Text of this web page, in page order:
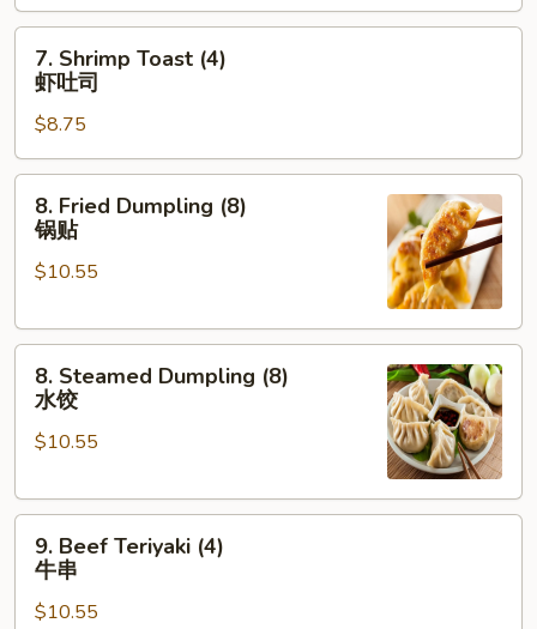
云
Shrimp
Toast
(4)
虾
吐
7. Shrimp Toast (4)
虾吐司
$8.75
Fried
Dumpling
(8)
贴
8. Fried Dumpling (8)
锅贴
$10.55
Steamed
Dumpling
(8)
饺
8. Steamed Dumpling (8)
水饺
$10.55
Beef
Teriyaki
(4)
9. Beef Teriyaki (4)
牛串
$10.55